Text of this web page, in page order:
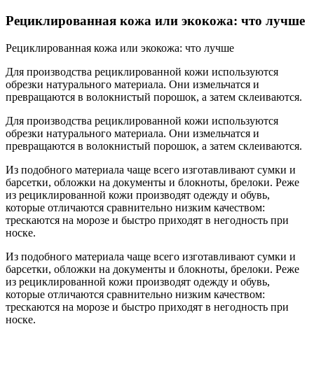
Рециклированная кожа или экокожа: что лучше
Рециклированная кожа или экокожа: что лучше
Для производства рециклированной кожи используются
обрезки натурального материала. Они измельчатся и
превращаются в волокнистый порошок, а затем склеиваются.
Для производства рециклированной кожи используются
обрезки натурального материала. Они измельчатся и
превращаются в волокнистый порошок, а затем склеиваются.
Из подобного материала чаще всего изготавливают сумки и
барсетки, обложки на документы и блокноты, брелоки. Реже
из рециклированной кожи производят одежду и обувь,
которые отличаются сравнительно низким качеством:
трескаются на морозе и быстро приходят в негодность при
носке.
Из подобного материала чаще всего изготавливают сумки и
барсетки, обложки на документы и блокноты, брелоки. Реже
из рециклированной кожи производят одежду и обувь,
которые отличаются сравнительно низким качеством:
трескаются на морозе и быстро приходят в негодность при
носке.